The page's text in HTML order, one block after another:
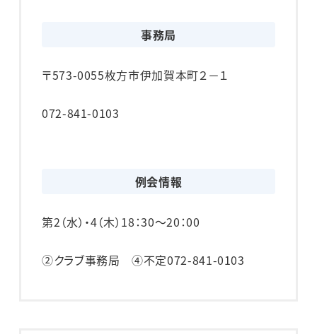
事務局
〒573-0055枚方市伊加賀本町２－１
072-841-0103
例会情報
第2（水）・4（木） 18：30～20：00
②クラブ事務局 ④不定072-841-0103